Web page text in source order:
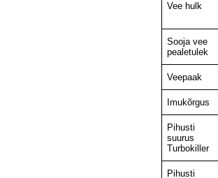
Vee hulk
Sooja vee
pealetulek
Veepaak
Imukõrgus
Pihusti
suurus
Turbokiller
Pihusti